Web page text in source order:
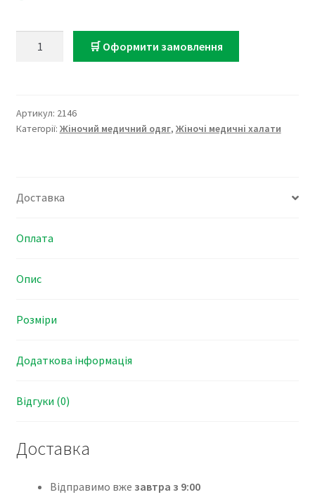
кількість
🛒 Оформити замовлення
Артикул: 2146
Категорії: Жіночий медичний одяг, Жіночі медичні халати
Доставка
Оплата
Опис
Розміри
Додаткова інформація
Відгуки (0)
Доставка
Відправимо вже завтра з 9:00